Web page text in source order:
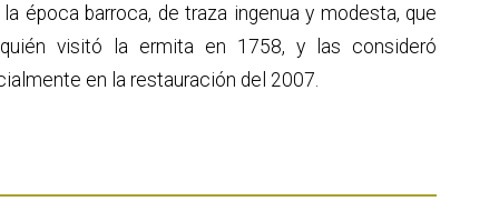
época barroca, de traza ingenua y modesta, que
visitó la ermita en 1758, y las consideró
en la restauración del 2007.